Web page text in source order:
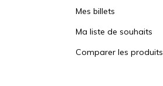
Mes billets
Ma liste de souhaits
Comparer les produits